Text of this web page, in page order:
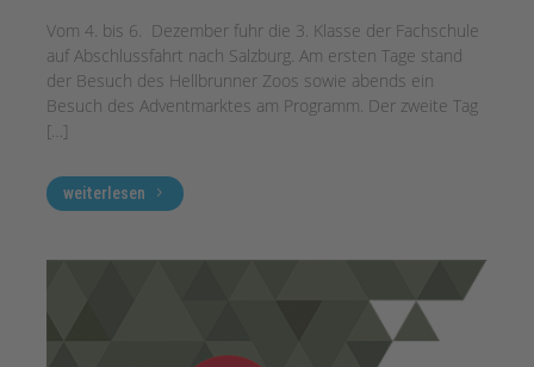
Vom 4. bis 6. Dezember fuhr die 3. Klasse der Fachschule
auf Abschlussfahrt nach Salzburg. Am ersten Tage stand
der Besuch des Hellbrunner Zoos sowie abends ein
Besuch des Adventmarktes am Programm. Der zweite Tag
[…]
weiterlesen